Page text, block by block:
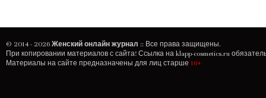
© 2014 - 2026 Женский онлайн журнал :: Все права защищены.
При копировании материалов с сайта! Ссылка на klapp-cosmetics.ru
Материалы на сайте предназначены для лиц старше 16+